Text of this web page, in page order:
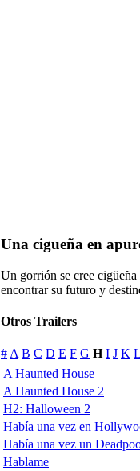
Una cigueña en
Un gorrión se cree
encontrar su futuro y
Otros Trailers
# A B C D E F G H I J K L
A Haunted House
A Haunted House 2
H2: Halloween 2
Había una vez en
Había una vez un
Hablame